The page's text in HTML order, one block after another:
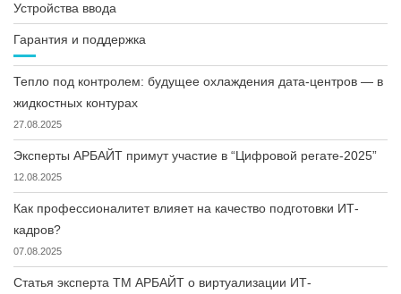
Устройства ввода
Гарантия и поддержка
Тепло под контролем: будущее охлаждения дата-центров — в
жидкостных контурах
27.08.2025
Эксперты АРБАЙТ примут участие в “Цифровой регате-2025”
12.08.2025
Как профессионалитет влияет на качество подготовки ИТ-
кадров?
07.08.2025
Статья эксперта ТМ АРБАЙТ о виртуализации ИТ-